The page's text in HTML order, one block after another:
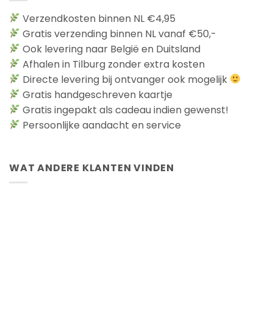
Verzendkosten binnen NL €4,95
Gratis verzending binnen NL vanaf €50,-
Ook levering naar België en Duitsland
Afhalen in Tilburg zonder extra kosten
Directe levering bij ontvanger ook mogelijk
Gratis handgeschreven kaartje
Gratis ingepakt als cadeau indien gewenst!
Persoonlijke aandacht en service
WAT ANDERE KLANTEN VINDEN